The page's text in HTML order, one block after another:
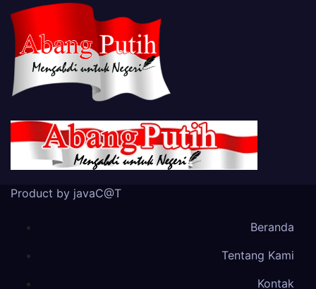
Product by javaC@T
Beranda
Tentang Kami
Kontak